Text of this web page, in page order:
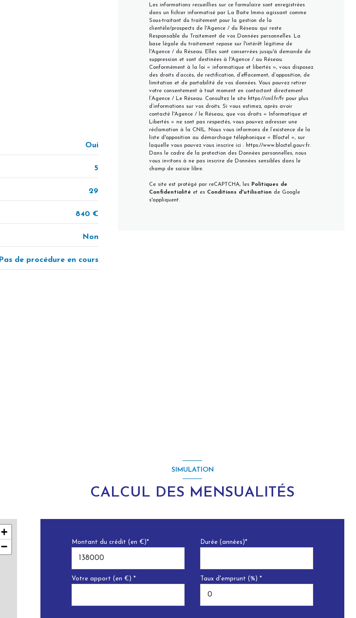
Oui
5
29
840 €
Non
Pas de procédure en cours
Les informations recueillies sur ce formulaire sont enregistrées
dans un fichier informatisé par La Boite Immo agissant comme
Sous-traitant du traitement pour la gestion de la
clientèle/prospects de l'Agence / du Réseau qui reste
Responsable du Traitement de vos Données personnelles. La
base légale du traitement repose sur l'intérêt légitime de
l'Agence / du Réseau. Elles sont conservées jusqu'à demande de
suppression et sont destinées à l'Agence / au Réseau.
Conformément à la loi « informatique et libertés », vous disposez
des droits d’accès, de rectification, d’effacement, d’opposition, de
limitation et de portabilité de vos données. Vous pouvez retirer
votre consentement à tout moment en contactant directement
l’Agence / Le Réseau. Consultez le site https://cnil.fr/frpour plus
d’informations sur vos droits. Si vous estimez, après avoir
contacté l'Agence / le Réseau, que vos droits « Informatique et
Libertés » ne sont pas respectés, vous pouvez adresser une
réclamation à la CNIL. Nous vous informons de l’existence de la
liste d'opposition au démarchage téléphonique « Bloctel », sur
laquelle vous pouvez vous inscrire ici : https://www.bloctel.gouv.fr.
Dans le cadre de la protection des Données personnelles, nous
vous invitons à ne pas inscrire de Données sensibles dans le
champ de saisie libre.
Ce site est protégé par reCAPTCHA, les Politiques de
Confidentialitéet es Conditions d'utilisation de Google
s'appliquent.
+
−
SIMULATION
CALCUL DES MENSUALITÉS
Montant du crédit (en €)* Durée (années)*
Votre apport (en €) * Taux d'emprunt (%) *